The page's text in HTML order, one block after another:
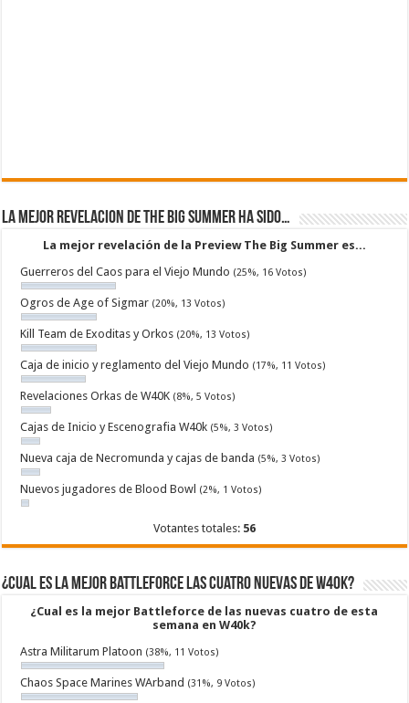
La mejor revelacion de The Big Summer ha sido…
La mejor revelación de la Preview The Big Summer es...
Guerreros del Caos para el Viejo Mundo (25%, 16 Votos)
Ogros de Age of Sigmar (20%, 13 Votos)
Kill Team de Exoditas y Orkos (20%, 13 Votos)
Caja de inicio y reglamento del Viejo Mundo (17%, 11 Votos)
Revelaciones Orkas de W40K (8%, 5 Votos)
Cajas de Inicio y Escenografia W40k (5%, 3 Votos)
Nueva caja de Necromunda y cajas de banda (5%, 3 Votos)
Nuevos jugadores de Blood Bowl (2%, 1 Votos)
Votantes totales: 56
¿Cual es la mejor Battleforce las cuatro nuevas de W40k?
¿Cual es la mejor Battleforce de las nuevas cuatro de esta
semana en W40k?
Astra Militarum Platoon (38%, 11 Votos)
Chaos Space Marines WArband (31%, 9 Votos)